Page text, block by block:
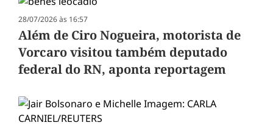
28/07/2026 às 16:57
Além de Ciro Nogueira, motorista de
Vorcaro visitou também deputado
federal do RN, aponta reportagem